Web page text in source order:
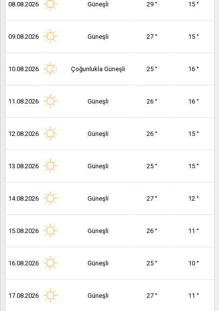
08.08.2026 Güneşli 29 ° 15 °
09.08.2026 Güneşli 27 ° 15 °
10.08.2026 Çoğunlukla Güneşli 25 ° 16 °
11.08.2026 Güneşli 26 ° 16 °
12.08.2026 Güneşli 26 ° 15 °
13.08.2026 Güneşli 25 ° 15 °
14.08.2026 Güneşli 27 ° 12 °
15.08.2026 Güneşli 26 ° 11 °
16.08.2026 Güneşli 25 ° 10 °
17.08.2026 Güneşli 27 ° 11 °